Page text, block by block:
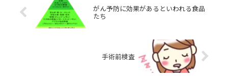
がん予防に効果があるといわれる食品
たち
手術前検査